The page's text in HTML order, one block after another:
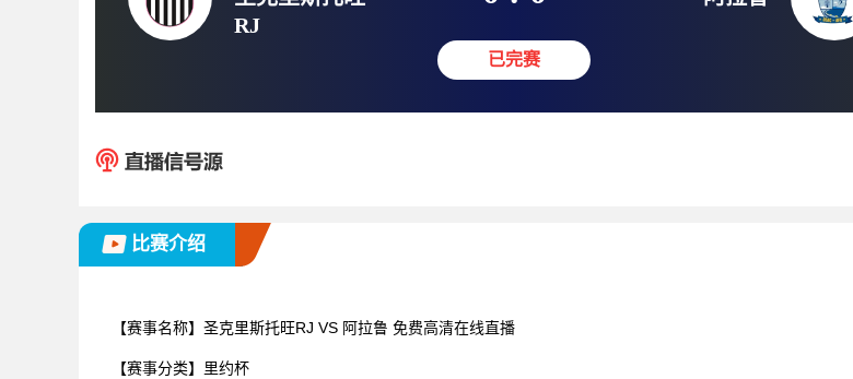
RJ
已完赛
比赛介绍
【赛事名称】 圣克里斯托旺RJ VS 阿拉鲁 免费高清在线直播
【赛事分类】 里约杯